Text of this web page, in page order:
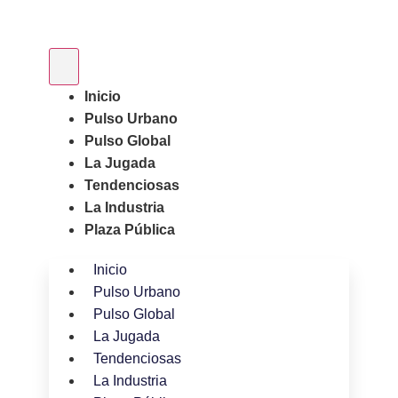
Inicio
Pulso Urbano
Pulso Global
La Jugada
Tendenciosas
La Industria
Plaza Pública
Inicio
Pulso Urbano
Pulso Global
La Jugada
Tendenciosas
La Industria